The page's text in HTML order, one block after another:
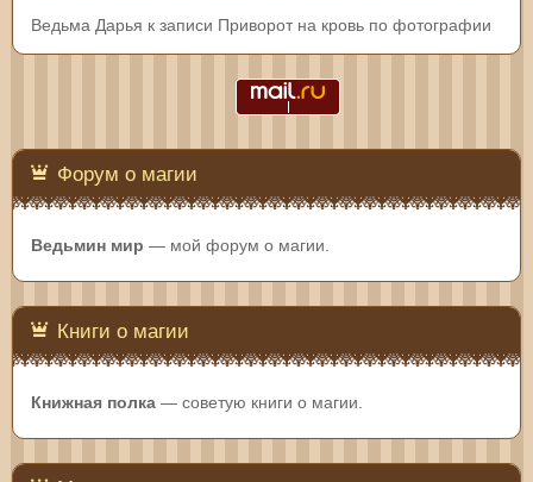
Ведьма Дарья к записи Приворот на кровь по фотографии
Форум о магии
Ведьмин мир — мой форум о магии.
Книги о магии
Книжная полка — советую книги о магии.